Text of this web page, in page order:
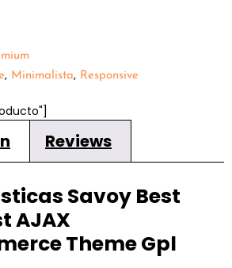
, Minimalista, Responsive
Reviews
Savoy Best
AJAX
ThemeGpl